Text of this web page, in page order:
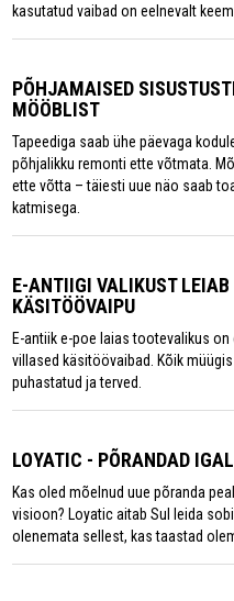
kasutatud vaibad on eelnevalt
PÕHJAMAISED
MÖÖBLIST
Tapeediga saab ühe päevaga
põhjalikku remonti ette võtmata.
ette võtta – täiesti uue näo saab
katmisega.
E-ANTIIGI VALIKUST
KÄSITÖÖVAIPU
E-antiik e-poe laias tootevalikus
villased käsitöövaibad. Kõik
puhastatud ja terved.
LOYATIC - PÕRANDAD
Kas oled mõelnud uue põranda
visioon? Loyatic aitab Sul leida
olenemata sellest, kas taastad